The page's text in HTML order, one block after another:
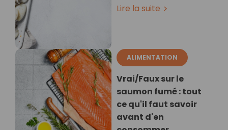
Lire la suite
ALIMENTATION
Vrai/Faux sur le
saumon fumé : tout
ce qu'il faut savoir
avant d'en